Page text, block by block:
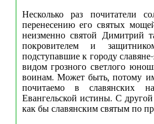
Несколько раз почитатели
перенесению его святых
неизменно святой Димитрий
покровителем и
подступавшие к городу
видом грозного светлого
воинам. Может быть, потому
почитаемо в славянских
Евангельской истины. С
как бы славянским святым по